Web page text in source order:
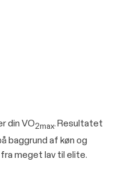
din VO2max. Resultatet
baggrund af køn og
meget lav til elite.